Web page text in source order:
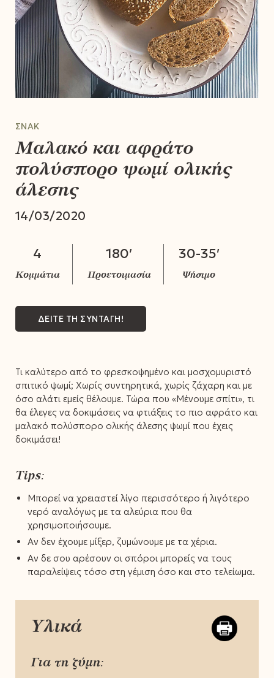
ΣΝΑΚ
Μαλακό και αφράτο
πολύσπορο ψωμί ολικής
άλεσης
14/03/2020
4 180′ 30-35′
ΔΕΙΤΕ ΤΗ ΣΥΝΤΑΓΗ!
Τι καλύτερο από το φρεσκοψημένο και μοσχομυριστό
σπιτικό ψωμί; Χωρίς συντηρητικά, χωρίς ζάχαρη και με
όσο αλάτι εμείς θέλουμε. Τώρα που «Μένουμε σπίτι», τι
θα έλεγες να δοκιμάσεις να φτιάξεις το πιο αφράτο και
μαλακό πολύσπορο ολικής άλεσης ψωμί που έχεις
δοκιμάσει!
Tips:
Μπορεί να χρειαστεί λίγο περισσότερο ή λιγότερο
νερό αναλόγως με τα αλεύρια που θα
χρησιμοποιήσουμε.
Αν δεν έχουμε μίξερ, ζυμώνουμε με τα χέρια.
Αν δε σου αρέσουν οι σπόροι μπορείς να τους
παραλείψεις τόσο στη γέμιση όσο και στο τελείωμα.
Υλικά
Για τη ζύμη: